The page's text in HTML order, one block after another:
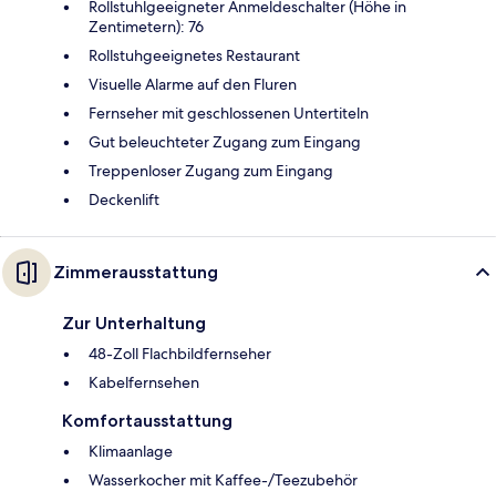
Rollstuhlgeeigneter Anmeldeschalter (Höhe in
Zentimetern): 76
Rollstuhgeeignetes Restaurant
Visuelle Alarme auf den Fluren
Fernseher mit geschlossenen Untertiteln
Gut beleuchteter Zugang zum Eingang
Treppenloser Zugang zum Eingang
Deckenlift
Zimmerausstattung
Zur Unterhaltung
48-Zoll Flachbildfernseher
Kabelfernsehen
Komfortausstattung
Klimaanlage
Wasserkocher mit Kaffee-/Teezubehör